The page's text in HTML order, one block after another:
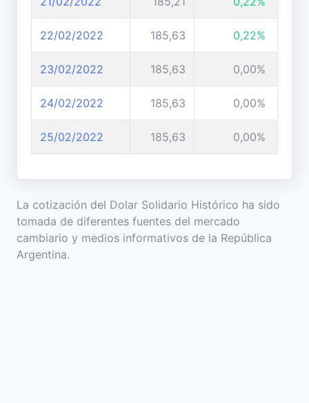
22/02/2022 185,63 0,22%
23/02/2022 185,63 0,00%
24/02/2022 185,63 0,00%
25/02/2022 185,63 0,00%
La cotización del Dolar Solidario Histórico ha sido
tomada de diferentes fuentes del mercado
cambiario y medios informativos de la República
Argentina.